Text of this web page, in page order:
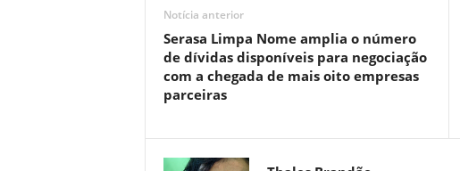
Notícia anterior
Serasa Limpa Nome amplia o número
de dívidas disponíveis para negociação
com a chegada de mais oito empresas
parceiras